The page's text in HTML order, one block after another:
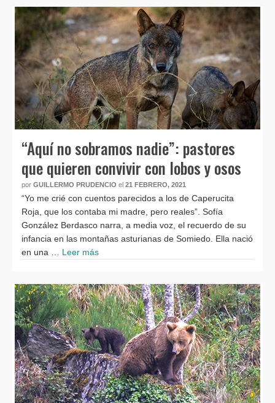
“Aquí no sobramos nadie”: pastores
que quieren convivir con lobos y osos
por GUILLERMO PRUDENCIO el 21 FEBRERO, 2021
“Yo me crié con cuentos parecidos a los de Caperucita
Roja, que los contaba mi madre, pero reales”. Sofía
González Berdasco narra, a media voz, el recuerdo de su
infancia en las montañas asturianas de Somiedo. Ella nació
en una … Leer más